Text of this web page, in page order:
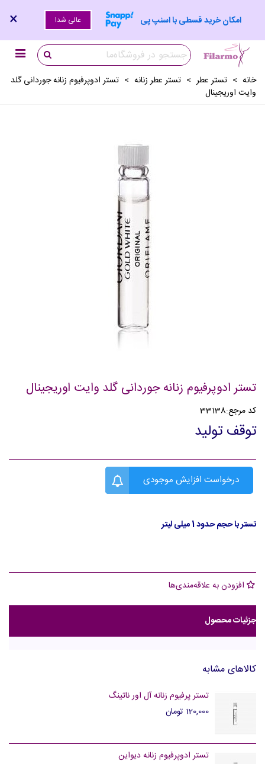
امکان خرید قسطی با اسنپ پی عالی شد! ×
خانه > تستر عطر > تستر عطر زنانه > تستر ادوپرفیوم زنانه جوردانی گلد
وایت اوریجینال
تستر ادوپرفیوم زنانه جوردانی گلد وایت اوریجینال
کد مرجع:33138
توقف تولید
درخواست افزایش موجودی
تستر با حجم حدود 1 میلی لیتر
افزودن به علاقه‌مندی‌ها
جزئیات محصول
کالاهای مشابه
تستر پرفیوم زنانه آل اور ناتینگ
120,000 تومان
تستر ادوپرفیوم زنانه دیواین